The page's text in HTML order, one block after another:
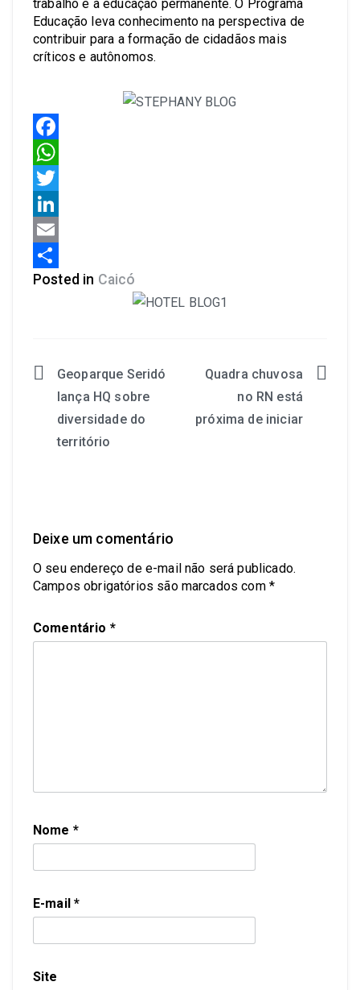
trabalho e à educação permanente. O Programa
Educação leva conhecimento na perspectiva de
contribuir para a formação de cidadãos mais
críticos e autônomos.
Facebook
WhatsApp
Twitter
LinkedIn
Email
Share
Posted in Caicó
Geoparque Seridó
lança HQ sobre
diversidade do
território
Quadra chuvosa
no RN está
próxima de iniciar
Deixe um comentário
O seu endereço de e-mail não será publicado.
Campos obrigatórios são marcados com *
Comentário *
Nome *
E-mail*
Site